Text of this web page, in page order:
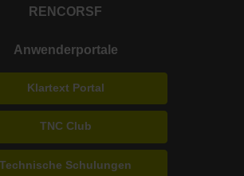
RENCORSF
Anwenderportale
Klartext Portal
TNC Club
Technische Schulungen